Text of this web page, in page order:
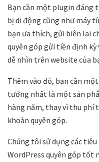
Bạn cần một plugin đáng
bị di động cũng như máy
bạn ưa thích, gửi biên lai
quyên góp gửi tiền định
dễ nhìn trên website của
Thêm vào đó, bạn cần
tưởng nhất là một sản
hàng năm, thay vì thu phí
khoản quyên góp.
Chúng tôi sử dụng các
WordPress quyên góp tốt